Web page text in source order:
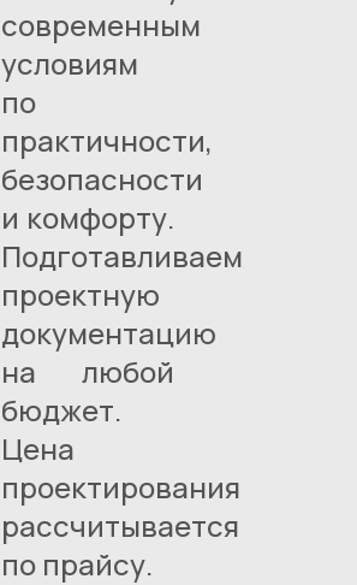
современным
условиям
по
практичности,
безопасности
и комфорту.
Подготавливаем
проектную
документацию
на любой
бюджет.
Цена
проектирования
рассчитывается
по прайсу.